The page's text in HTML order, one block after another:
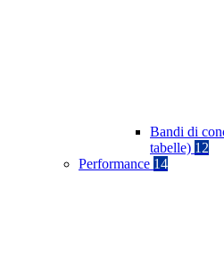
Bandi di
tabelle) 12
Performance 14